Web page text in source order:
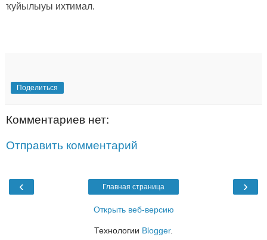
ҡуйылыуы ихтимал.
Поделиться
Комментариев нет:
Отправить комментарий
‹ ›
Главная страница
Открыть веб-версию
Технологии Blogger.